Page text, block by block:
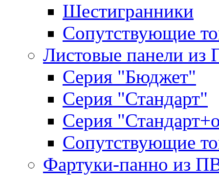
Шестигранники
Сопутствующие
Листовые панели из
Серия "Бюджет"
Серия "Стандарт"
Серия
Сопутствующие
Фартуки-панно из